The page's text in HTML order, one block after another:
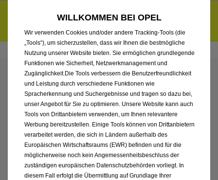
6.000 € staatliche Förderungsprämie für E-Autos und Plug-in-
Hybride. Mehr erfahren >>
ENTDECKEN SIE ALLE
GRANDLAND
NEUWAGEN VON
AUTOHAUS SIEBER
WILLKOMMEN BEI OPEL
Wir verwenden Cookies und/oder andere Tracking-Tools (die
„Tools“), um sicherzustellen, dass wir Ihnen die bestmögliche
Nutzung unserer Website bieten. Sie ermöglichen grundlegende
Funktionen wie Sicherheit, Netzwerkmanagement und
Zugänglichkeit.Die Tools verbessern die Benutzerfreundlichkeit
und Leistung durch verschiedene Funktionen wie
Spracherkennung und Suchergebnisse und tragen so dazu bei,
unser Angebot für Sie zu optimieren. Unsere Website kann auch
Tools von Drittanbietern verwenden, um Ihnen relevantere
Werbung bereitzustellen. Einige Tools können von Drittanbietern
verarbeitet werden, die sich in Ländern außerhalb des
Europäischen Wirtschaftsraums (EWR) befinden und für die
möglicherweise noch kein Angemessenheitsbeschluss der
zuständigen europäischen Datenschutzbehörden vorliegt. In
diesem Fall erfolgt die Übermittlung auf Grundlage Ihrer